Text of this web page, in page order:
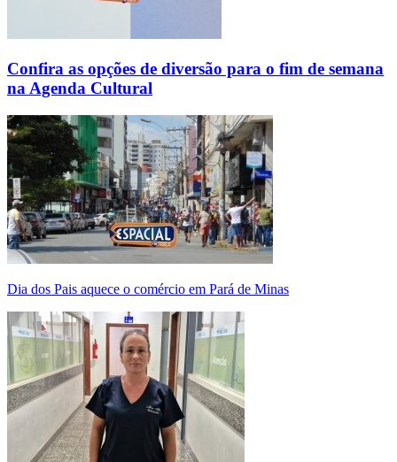
Confira as opções de diversão para o fim de semana
na Agenda Cultural
Dia dos Pais aquece o comércio em Pará de Minas